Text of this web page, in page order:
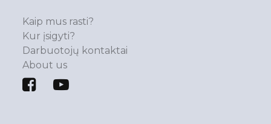
Kaip mus rasti?
Kur įsigyti?
Darbuotojų kontaktai
About us